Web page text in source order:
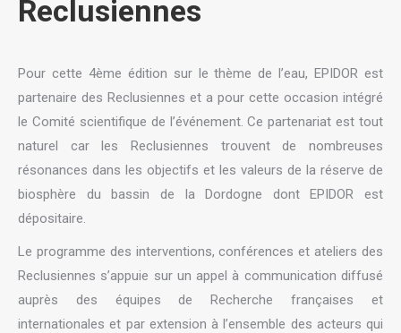
Reclusiennes
Pour cette 4ème édition sur le thème de l’eau, EPIDOR est
partenaire des Reclusiennes et a pour cette occasion intégré
le Comité scientifique de l’événement. Ce partenariat est tout
naturel car les Reclusiennes trouvent de nombreuses
résonances dans les objectifs et les valeurs de la réserve de
biosphère du bassin de la Dordogne dont EPIDOR est
dépositaire.
Le programme des interventions, conférences et ateliers des
Reclusiennes s’appuie sur un appel à communication diffusé
auprès des équipes de Recherche françaises et
internationales et par extension à l’ensemble des acteurs qui